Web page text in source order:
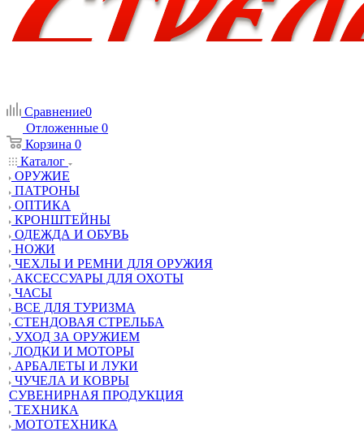
Сравнение0
Отложенные 0
Корзина 0
Каталог
ОРУЖИЕ
ПАТРОНЫ
ОПТИКА
КРОНШТЕЙНЫ
ОДЕЖДА И ОБУВЬ
НОЖИ
ЧЕХЛЫ И РЕМНИ ДЛЯ ОРУЖИЯ
АКСЕССУАРЫ ДЛЯ ОХОТЫ
ЧАСЫ
ВСЕ ДЛЯ ТУРИЗМА
СТЕНДОВАЯ СТРЕЛЬБА
УХОД ЗА ОРУЖИЕМ
ЛОДКИ И МОТОРЫ
АРБАЛЕТЫ И ЛУКИ
ЧУЧЕЛА И КОВРЫ
СУВЕНИРНАЯ ПРОДУКЦИЯ
ТЕХНИКА
МОТОТЕХНИКА